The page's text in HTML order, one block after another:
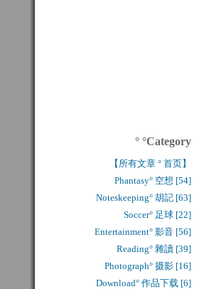
° °Category
【所有文章 ° 首页】
Phantasy° 空想 [54]
Noteskeeping° 胡記 [63]
Soccer° 足球 [22]
Entertainment° 影音 [56]
Reading° 雜讀 [39]
Photograph° 摄影 [16]
Download° 作品下载 [6]